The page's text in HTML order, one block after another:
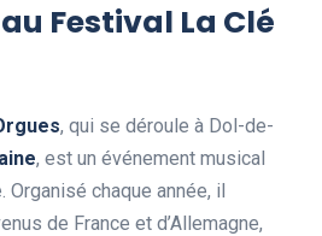
Festival La Clé
rgues, qui se déroule à Dol-de-
aine, est un événement musical
Organisé chaque année, il
de France et d’Allemagne,